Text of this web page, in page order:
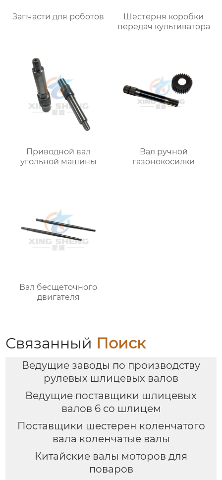
Запчасти для роботов
Шестерня коробки
передач культиватора
Приводной вал
угольной машины
Вал ручной
газонокосилки
Вал бесщеточного
двигателя
Связанный Поиск
Ведущие заводы по производству
рулевых шлицевых валов
Ведущие поставщики шлицевых
валов 6 со шлицем
Поставщики шестерен коленчатого
вала коленчатые валы
Китайские валы моторов для
поваров